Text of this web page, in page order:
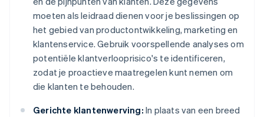
moeten als leidraad dienen voor je beslissingen op
het gebied van productontwikkeling, marketing en
klantenservice. Gebruik voorspellende analyses om
potentiële klantverlooprisico's te identificeren,
zodat je proactieve maatregelen kunt nemen om
die klanten te behouden.
Gerichte klantenwerving: In plaats van een breed